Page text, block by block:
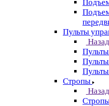
Пульты
Назад
Стропы
Назад